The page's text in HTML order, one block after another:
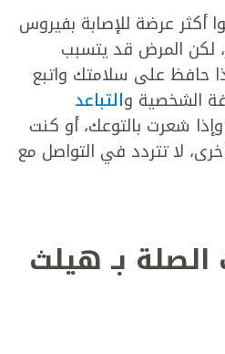
أكثر عرضة للإصابة بفيروس
لكن المرض قد يتسبب
حافظ على سلامتك واتبع
الشخصية والتباعد
شعرت بالتوعك، أو كنت
لا تتردد في التواصل مع
بـ هيلث